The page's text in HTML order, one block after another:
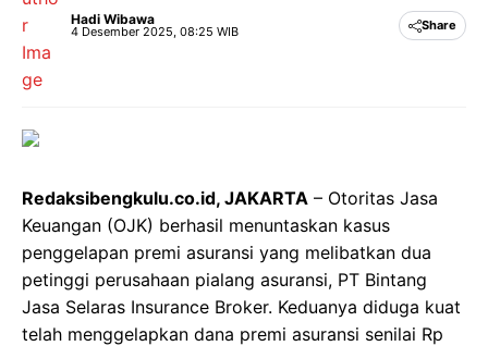
Hadi Wibawa
4 Desember 2025, 08:25 WIB Share
Redaksibengkulu.co.id, JAKARTA – Otoritas Jasa
Keuangan (OJK) berhasil menuntaskan kasus
penggelapan premi asuransi yang melibatkan dua
petinggi perusahaan pialang asuransi, PT Bintang
Jasa Selaras Insurance Broker. Keduanya diduga kuat
telah menggelapkan dana premi asuransi senilai Rp